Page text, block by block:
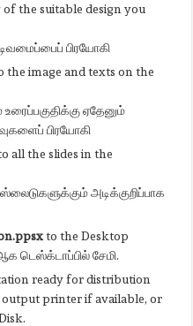
of the suitable design you
பிரயோகி
the image and texts on the
ஏதேனும்
பிரயோகி
all the slides in the
அடிக்குறிப்பாக
to the Desktop
டெஸ்க்டாப்பில் சேமி.
ready for distribution
output printer if available, or